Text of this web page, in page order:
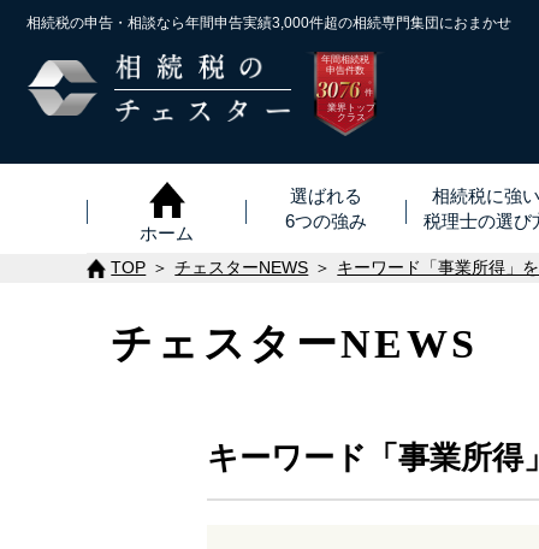
相続税の申告・相談なら年間申告実績3,000件超の相続専門集団におまかせ
年間相続税
申告件数
3076 ※
件
業界トップ
クラス
ホーム
選ばれる
6つの強み
相続税に強
税理士の選び
TOP チェスターNEWS キーワード「事業所得」
チェスターNEWS
キーワード「事業所得